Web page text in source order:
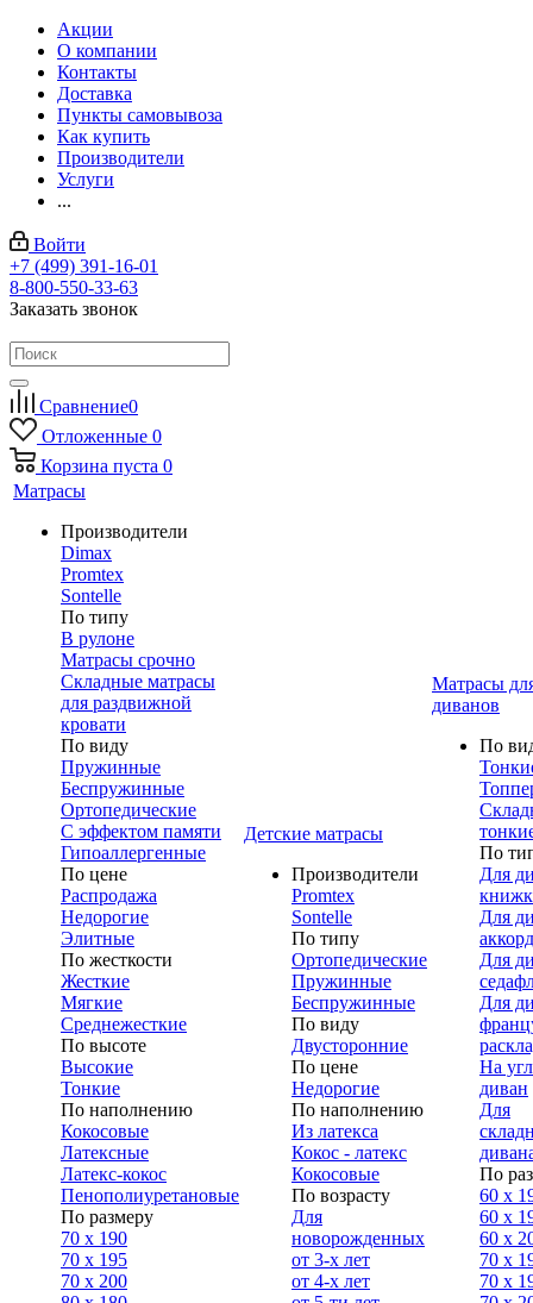
Акции
О компании
Контакты
Доставка
Пункты самовывоза
Как купить
Производители
Услуги
...
Войти
+7 (499) 391-16-01
8-800-550-33-63
Заказать звонок
Сравнение0
Отложенные 0
Корзина пуста 0
Матрасы
Производители
Dimax
Promtex
Sontelle
По типу
В рулоне
Матрасы срочно
Складные матрасы
для раздвижной
кровати
По виду
Пружинные
Беспружинные
Ортопедические
С эффектом памяти
Гипоаллергенные
По цене
Распродажа
Недорогие
Элитные
По жесткости
Жесткие
Мягкие
Среднежесткие
По высоте
Высокие
Тонкие
По наполнению
Кокосовые
Латексные
Латекс-кокос
Пенополиуретановые
По размеру
70 х 190
70 х 195
70 х 200
Детские матрасы
Производители
Promtex
Sontelle
По типу
Ортопедические
Пружинные
Беспружинные
По виду
Двусторонние
По цене
Недорогие
По наполнению
Из латекса
Кокос - латекс
Кокосовые
По возрасту
Для
новорожденных
от 3-х лет
от 4-х лет
Матрасы
диванов
По
По
Для
Для
Для
Для
На
диван
Для
По
60 х
60 х
60 х
70 x
70 х